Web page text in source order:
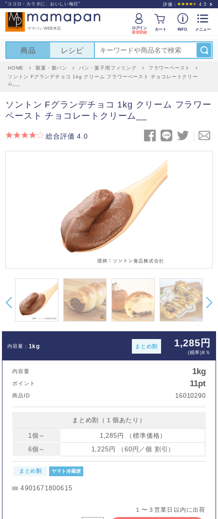
"ココロ・カラダに、おいしい毎日" 評価： 4.5
ママパン WEB本店
ログイン
新規登録
カート INFO. メニュー
商品 レシピ
HOME 製菓・製パン パン・菓子用フィリング
フラワーペースト
ソントン Fグランデチョコ 1kg クリーム フラワーペースト チョコレートクリー
ム__
ソントン Fグランデチョコ 1kg クリーム フラワー
ペースト チョコレートクリーム__
総合評価 4.0
1kg まとめ割 1,285円
(税率)8％
内容量 1kg
ポイント 11pt
商品ID 16010290
まとめ割（１個あたり）
1個～
1,285円 （標準価格）
6個～
1,225円 （60円／個 割引）
まとめ割 ヤマト冷蔵便
4901671800615
１〜３営業日以内に出荷